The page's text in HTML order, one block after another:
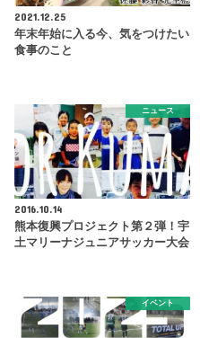
2021.12.25
年末年始に入る今、気をつけたい
食事のこと
ニュース
2016.10.14
熊本復興プロジェクト第２弾！宇
土マリーナジュニアサッカー大会
イベント